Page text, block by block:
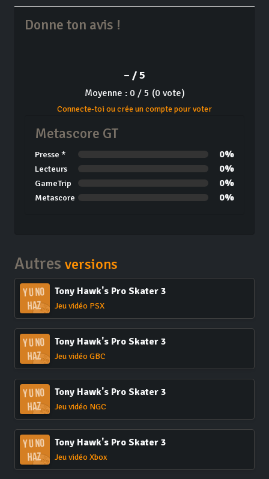
Donne ton avis !
– / 5
Moyenne : 0 / 5 (0 vote)
Connecte-toi ou crée un compte pour voter
Metascore GT
Presse * 0%
Lecteurs 0%
GameTrip 0%
Metascore 0%
Autres versions
Tony Hawk's Pro Skater 3
Jeu vidéo PSX
Tony Hawk's Pro Skater 3
Jeu vidéo GBC
Tony Hawk's Pro Skater 3
Jeu vidéo NGC
Tony Hawk's Pro Skater 3
Jeu vidéo Xbox